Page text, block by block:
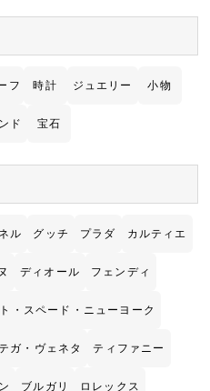
フ 時計 ジュエリー 小物
ド 宝石
ル グッチ プラダ カルティエ
ディオール フェンディ
・スペード・ニューヨーク
ガ・ヴェネタ ティファニー
ブルガリ ロレックス